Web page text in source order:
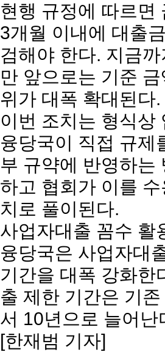
현행 규정에 따르면
3개월 이내에 대출
검해야 한다. 지금
만 앞으로는 기준
위가 대폭 확대된다.
이번 조치는 형식상
융당국이 직접 규제
부 규약에 반영하는
하고 협회가 이를
치로 풀이된다.
사업자대출 꼼수 활
융당국은 사업자대
기간을 대폭 강화한
출 제한 기간은 기
서 10년으로 늘어난
[한재범 기자]